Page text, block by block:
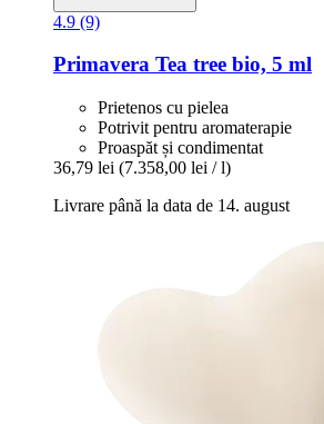
4.9 (9)
Primavera Tea tree bio, 5 ml
Prietenos cu pielea
Potrivit pentru aromaterapie
Proaspăt și condimentat
36,79 lei (7.358,00 lei / l)
Livrare până la data de 14. august